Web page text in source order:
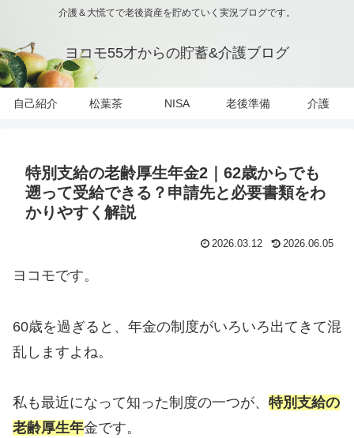
介護＆大慌てで老後資産を貯めていく実況ブログです。
ヨコモ55才からの貯蓄&介護ブログ
自己紹介 松葉茶 NISA 老後準備 介護
特別支給の老齢厚生年金2｜62歳からでも
遡って受給できる？申請先と必要書類をわ
かりやすく解説
2026.03.12 2026.06.05
ヨコモです。
60歳を過ぎると、年金の制度がいろいろ出てきて混
乱しますよね。
私も最近になって知った制度の一つが、 特別支給の
老齢厚生年金です。